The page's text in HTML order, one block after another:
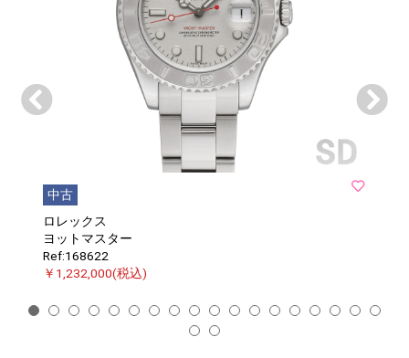
中古
ロレックス
ヨットマスター
Ref:168622
￥1,232,000(税込)
1 2 3 4 5 6 7 8 9 10 11 12 13 14 15 16 17
18
19
20